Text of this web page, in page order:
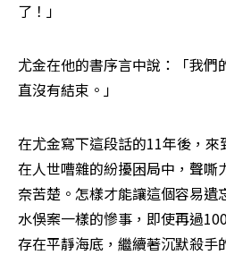
了！」
尤金在他的書序言中說：「我們
直沒有結束。」
在尤金寫下這段話的11年後，
在人世嘈雜的紛擾困局中，聲嘶
奈苦楚。怎樣才能讓這個容易遺
水俁案一樣的慘事，即使再過
存在平靜海底，繼續著沉默殺手